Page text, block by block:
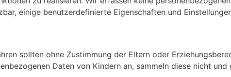
einige benutzerdefinierte Eigenschaften und
sollten ohne Zustimmung der Eltern oder
Daten von Kindern an, sammeln diese nicht